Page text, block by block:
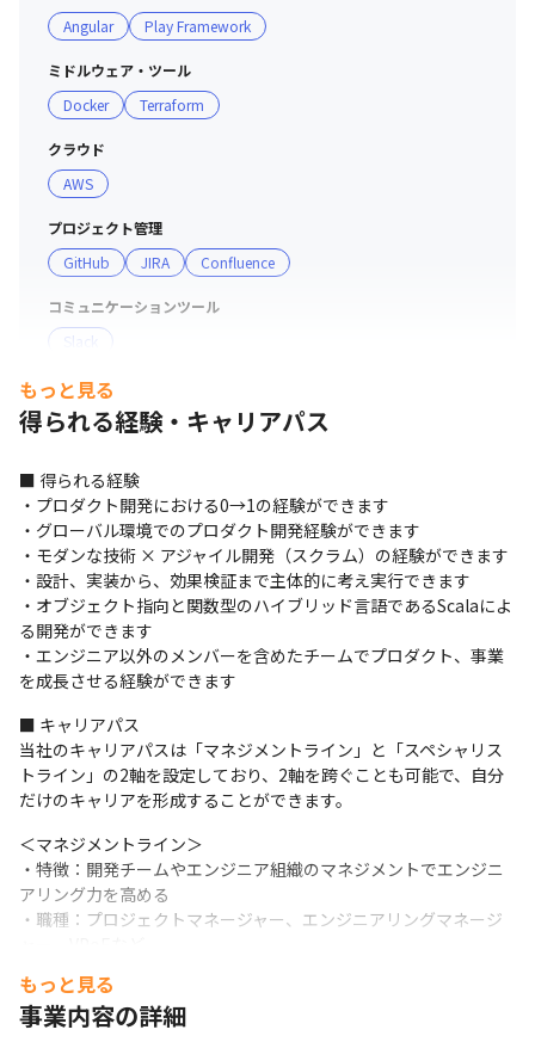
＜評価制度＞
エンジニア個人の成長と事業の成長の両軸を満たすために
開発組織独自の評価制度を運用しています。
OKRを用い、月次で目標設定と振り返りを行うことで成果
を適切に評価しています。
Scala、Angular初学者の方向けに、経験に応じて〜4週間
程の研修プログラムを用意しています。
中途入社、新卒入社問わずほぼ全員がこの研修を受けた
後、実際のプロダクト開発を行っています。基礎研修＋応
Angularをキャッチアップいただけます。
＜技術力向上支援制度＞
・技術書籍購入支援
・平日勉強会参加支援
・チーム毎のペアプロ、モブプロ
・CTOによるテクニカルレビュー
・技術書籍150冊以上保管（貸出可能）
・国内テックカンファレンス参加支援
・週1で業務時間内に2時間自己学習の場提供（夕学）
・開発定例（週30分/知見や技術トピックの共有）
・技術イベント（Nextbeat Tech Bar/隔月開催）
・資格取得支援（AWS認定資格 12種類/Oracle Master
Bronze/IPA 情報処理技術者試験/データサイエンティスト
検定/JDLA G検定/JDLA E資格 ※受験費用のみ）
Angular
Play Framework
ミドルウェア・ツール
Docker
Terraform
クラウド
AWS
プロジェクト管理
GitHub
JIRA Confluence
コミュニケーションツール
Slack
マーケ・データ分析ツール
redash
slick
支給PC
Mac
もっと見る
得られる経験・キャリアパス
■ 得られる経験
・プロダクト開発における0→1の経験ができます
・グローバル環境でのプロダクト開発経験ができます
・モダンな技術 × アジャイル開発（スクラム）の経験ができます
・設計、実装から、効果検証まで主体的に考え実行できます
・オブジェクト指向と関数型のハイブリッド言語であるScalaによ
る開発ができます
・エンジニア以外のメンバーを含めたチームでプロダクト、事業
を成長させる経験ができます
■ キャリアパス
当社のキャリアパスは「マネジメントライン」と「スペシャリス
トライン」の2軸を設定しており、2軸を跨ぐことも可能で、自分
だけのキャリアを形成することができます。
＜マネジメントライン＞
・特徴：開発チームやエンジニア組織のマネジメントでエンジニ
アリング力を高める
・職種：プロジェクトマネージャー、エンジニアリングマネージ
＜スペシャリストライン＞
・特徴：技術調査や選定、技術指導、共通基盤実装などの技術面
もっと見る
事業内容の詳細